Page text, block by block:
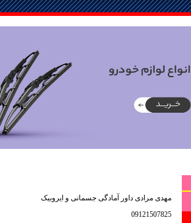
مهدی مرادی داور آمادگی جسمانی و ایروبیک
09121507825